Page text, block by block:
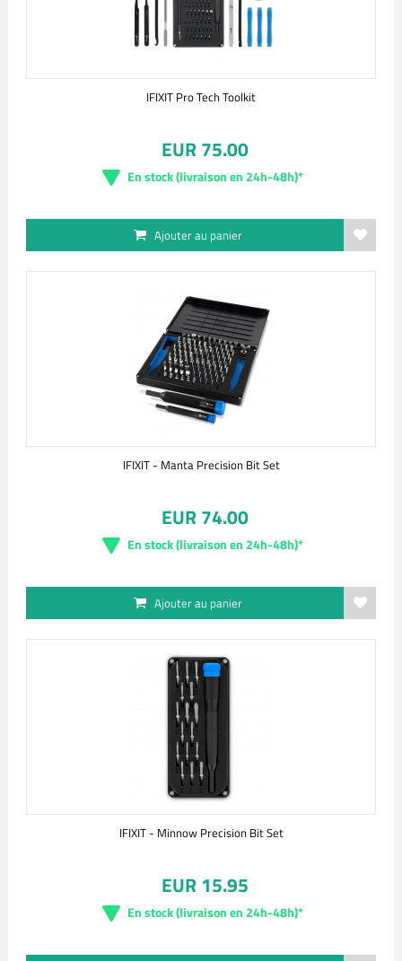
IFIXIT Pro Tech Toolkit
EUR 75.00
En stock (livraison en 24h-48h)*
Ajouter au panier
IFIXIT - Manta Precision Bit Set
EUR 74.00
En stock (livraison en 24h-48h)*
Ajouter au panier
IFIXIT - Minnow Precision Bit Set
EUR 15.95
En stock (livraison en 24h-48h)*